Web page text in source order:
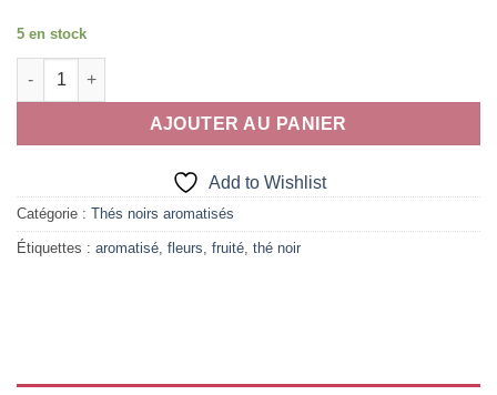
5 en stock
quantité de Thé des Halles
AJOUTER AU PANIER
Add to Wishlist
Catégorie : Thés noirs aromatisés
Étiquettes : aromatisé fleurs fruité thé noir